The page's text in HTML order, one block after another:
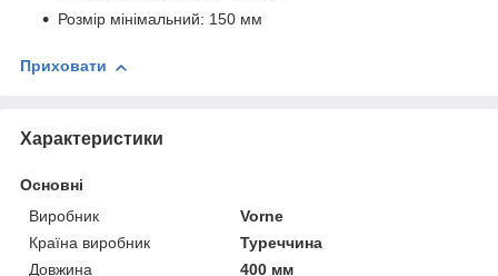
Розмір мінімальний: 150 мм
Приховати
Характеристики
Основні
Виробник
Vorne
Країна виробник
Туреччина
Довжина
400 мм